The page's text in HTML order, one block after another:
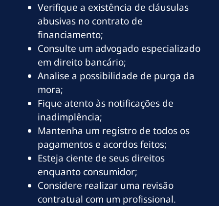
Verifique a existência de cláusulas
abusivas no contrato de
financiamento;
Consulte um advogado especializado
em direito bancário;
Analise a possibilidade de purga da
mora;
Fique atento às notificações de
inadimplência;
Mantenha um registro de todos os
pagamentos e acordos feitos;
Esteja ciente de seus direitos
enquanto consumidor;
Considere realizar uma revisão
contratual com um profissional.